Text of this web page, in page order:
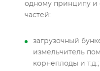
одному принципу и
частей:
загрузочный
измельчитель
корнеплоды и т.д.;